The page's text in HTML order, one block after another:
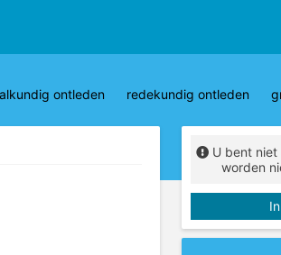
ontleden redekundig ontleden
U bent
worden